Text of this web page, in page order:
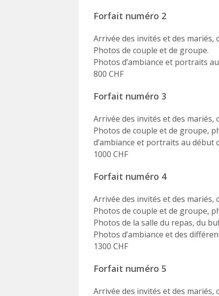
Forfait numéro 2
Arrivée des invités et des mariés,
Photos de couple et de groupe.
Photos d’ambiance et portraits
800 CHF
Forfait numéro 3
Arrivée des invités et des mariés,
Photos de couple et de groupe,
d’ambiance et portraits au début
1000 CHF
Forfait numéro 4
Arrivée des invités et des mariés,
Photos de couple et de groupe,
Photos de la salle du repas, du
Photos d’ambiance et des
1300 CHF
Forfait numéro 5
Arrivée des invités et des mariés,